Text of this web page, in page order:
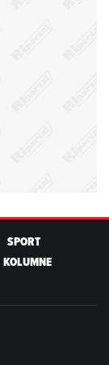
SPORT
KOLUMNE